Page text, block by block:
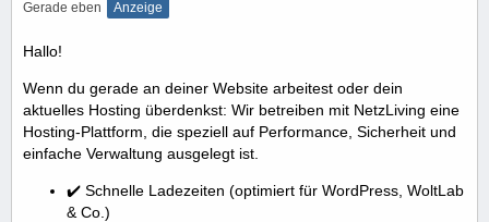
Gerade eben Anzeige
Hallo!
Wenn du gerade an deiner Website arbeitest oder dein
aktuelles Hosting überdenkst: Wir betreiben mit NetzLiving eine
Hosting-Plattform, die speziell auf Performance, Sicherheit und
einfache Verwaltung ausgelegt ist.
✔️ Schnelle Ladezeiten (optimiert für WordPress, WoltLab
& Co.)